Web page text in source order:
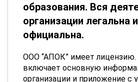
образования. Вся
организации легальна и
официальна.
ООО “АПОК” имеет
включает основную
организации и приложение с